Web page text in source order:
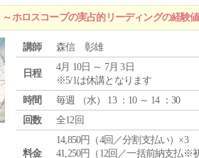
ホロスコープの実占的リーディングの経験
講師 森信 彰雄
日程
4月 10日 ～ 7月 3日
※5/1は休講となります
時間
毎週 （水） 13 ：10 ～ 14 ：30
回数
全12回
料金
14,850円（4回／分割支払い）×3
41,250円（12回／一括前納支払※